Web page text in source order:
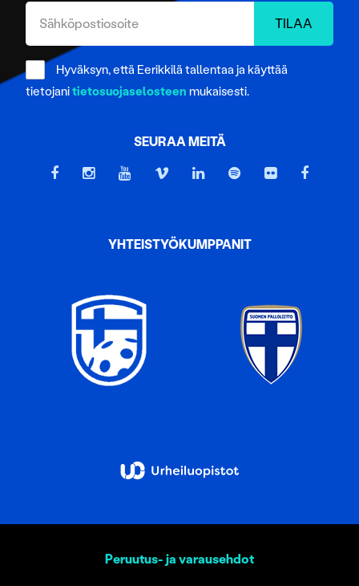
Hyväksyn, että Eerikkilä tallentaa ja käyttää
tietojanitietosuojaselosteen mukaisesti.
SEURAA MEITÄ
YHTEISTYÖKUMPPANIT
Peruutus- ja varausehdot